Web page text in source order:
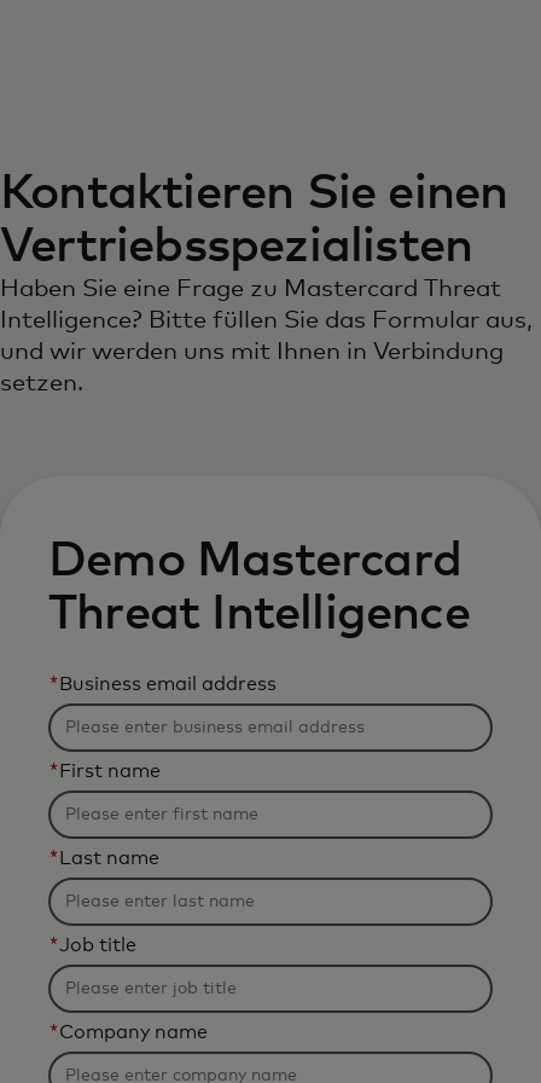
Für die Welt
Für Innovatoren
Neuigkeiten und Trends
Kontaktieren Sie einen
Vertriebsspezialisten
Haben Sie eine Frage zu Mastercard Threat
Intelligence? Bitte füllen Sie das Formular aus,
und wir werden uns mit Ihnen in Verbindung
setzen.
Demo Mastercard
Threat Intelligence
* Business email address
* First name
* Last name
*Job title
*Company name